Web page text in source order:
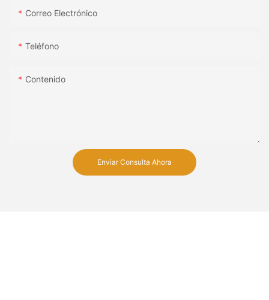
Correo Electrónico
Teléfono
Contenido
Enviar Consulta Ahora